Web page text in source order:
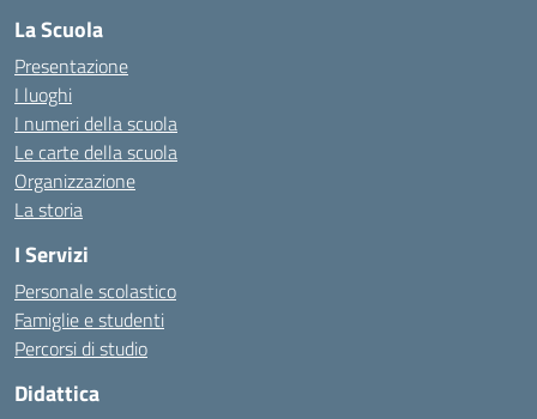
La Scuola
Presentazione
I luoghi
I numeri della scuola
Le carte della scuola
Organizzazione
La storia
I Servizi
Personale scolastico
Famiglie e studenti
Percorsi di studio
Didattica